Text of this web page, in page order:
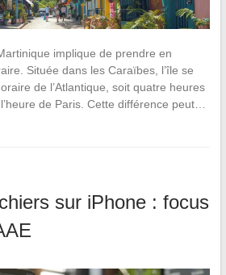
implique de prendre en
Située dans les Caraïbes, l’île se
de l’Atlantique, soit quatre heures
de Paris. Cette différence peut…
sur iPhone : focus